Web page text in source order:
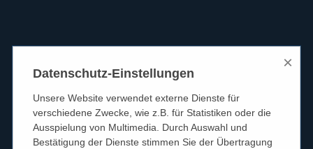
Datenschutz-Einstellungen
×
Unsere Website verwendet externe Dienste für
verschiedene Zwecke, wie z.B. für Statistiken oder die
Ausspielung von Multimedia. Durch Auswahl und
Bestätigung der Dienste stimmen Sie der Übertragung